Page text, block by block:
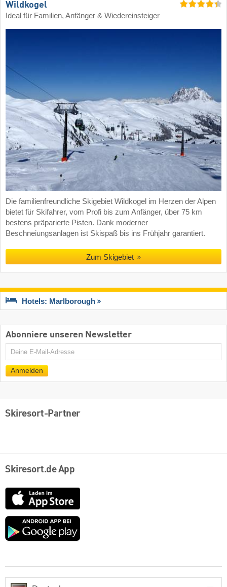
Wildkogel
Ideal für Familien, Anfänger & Wiedereinsteiger
Die familienfreundliche Skigebiet Wildkogel im Herzen der Alpen
bietet für Skifahrer, vom Profi bis zum Anfänger, über 75 km
bestens präparierte Pisten. Dank moderner
Beschneiungsanlagen ist Skispaß bis ins Frühjahr garantiert.
Zum Skigebiet
Hotels: Marlborough
Abonniere unseren Newsletter
E-
Anmelden
Skiresort-Partner
Skiresort.de App
App
Store
Google